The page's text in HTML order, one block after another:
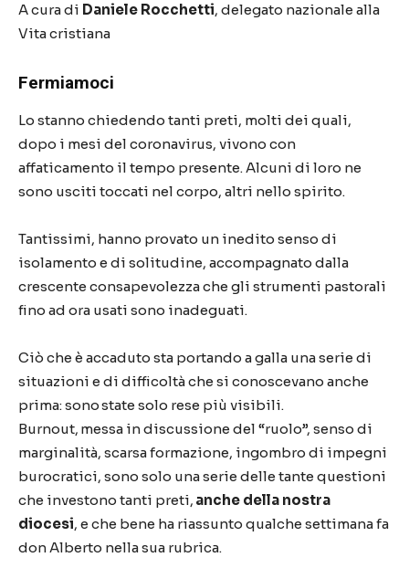
A cura di Daniele Rocchetti, delegato nazionale alla
Vita cristiana
Fermiamoci
Lo stanno chiedendo tanti preti, molti dei quali,
dopo i mesi del coronavirus, vivono con
affaticamento il tempo presente. Alcuni di loro ne
sono usciti toccati nel corpo, altri nello spirito.
Tantissimi, hanno provato un inedito senso di
isolamento e di solitudine, accompagnato dalla
crescente consapevolezza che gli strumenti pastorali
fino ad ora usati sono inadeguati.
Ciò che è accaduto sta portando a galla una serie di
situazioni e di difficoltà che si conoscevano anche
prima: sono state solo rese più visibili.
Burnout, messa in discussione del “ruolo”, senso di
marginalità, scarsa formazione, ingombro di impegni
burocratici, sono solo una serie delle tante questioni
che investono tanti preti, anche della nostra
diocesi, e che bene ha riassunto qualche settimana fa
don Alberto nella sua rubrica.